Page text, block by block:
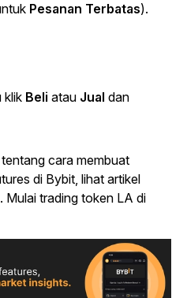
Pesanan Terbatas).
klik Beli atau Jual dan
cara membuat
di Bybit, lihat artikel
. Mulai trading token LA di